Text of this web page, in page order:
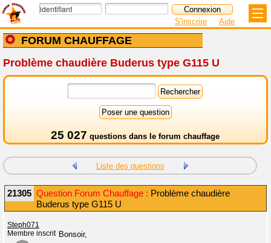
FORUM CHAUFFAGE
S'inscrire Aide
Problème chaudière Buderus type G115 U
25 027 questions dans le forum chauffage
Liste des questions
21305 Question Forum Chauffage : Problème chaudière
Buderus type G115 U
Steph071
Membre inscrit Bonsoir,